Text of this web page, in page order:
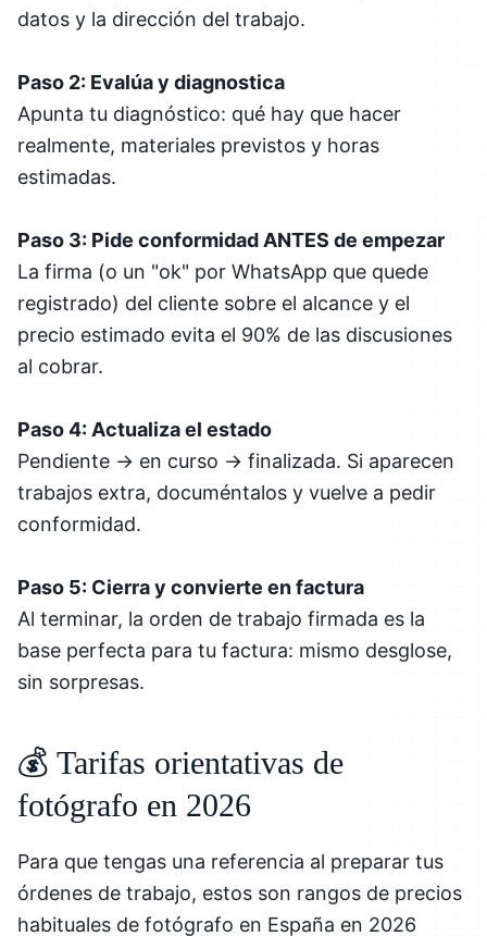
datos y la dirección del trabajo.
Paso 2: Evalúa y diagnostica
Apunta tu diagnóstico: qué hay que hacer
realmente, materiales previstos y horas
estimadas.
Paso 3: Pide conformidad ANTES de empezar
La firma (o un "ok" por WhatsApp que quede
registrado) del cliente sobre el alcance y el
precio estimado evita el 90% de las discusiones
al cobrar.
Paso 4: Actualiza el estado
Pendiente → en curso → finalizada. Si aparecen
trabajos extra, documéntalos y vuelve a pedir
conformidad.
Paso 5: Cierra y convierte en factura
Al terminar, la orden de trabajo firmada es la
base perfecta para tu factura: mismo desglose,
sin sorpresas.
💰 Tarifas orientativas de
fotógrafo en 2026
Para que tengas una referencia al preparar tus
órdenes de trabajo, estos son rangos de precios
habituales de fotógrafo en España en 2026